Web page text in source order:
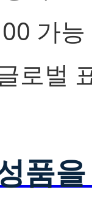
가
로벌
품